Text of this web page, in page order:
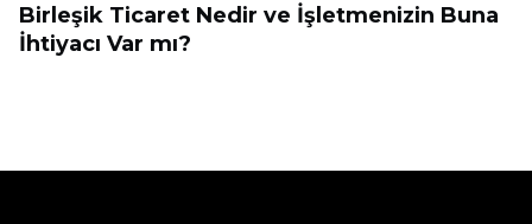
Birleşik Ticaret Nedir ve İşletmenizin Buna
İhtiyacı Var mı?